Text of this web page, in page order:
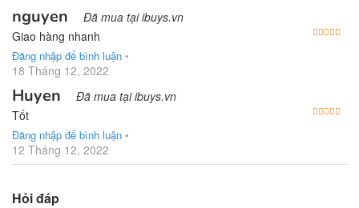
nguyen Đã mua tại ibuys.vn
Giao hàng nhanh
Đăng nhập để bình luận •
18 Tháng 12, 2022
Huyen Đã mua tại ibuys.vn
Tốt
Đăng nhập để bình luận •
12 Tháng 12, 2022
Hỏi đáp